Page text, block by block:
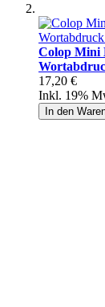
Colop Mini
17,20 €
Inkl. 19%
In den